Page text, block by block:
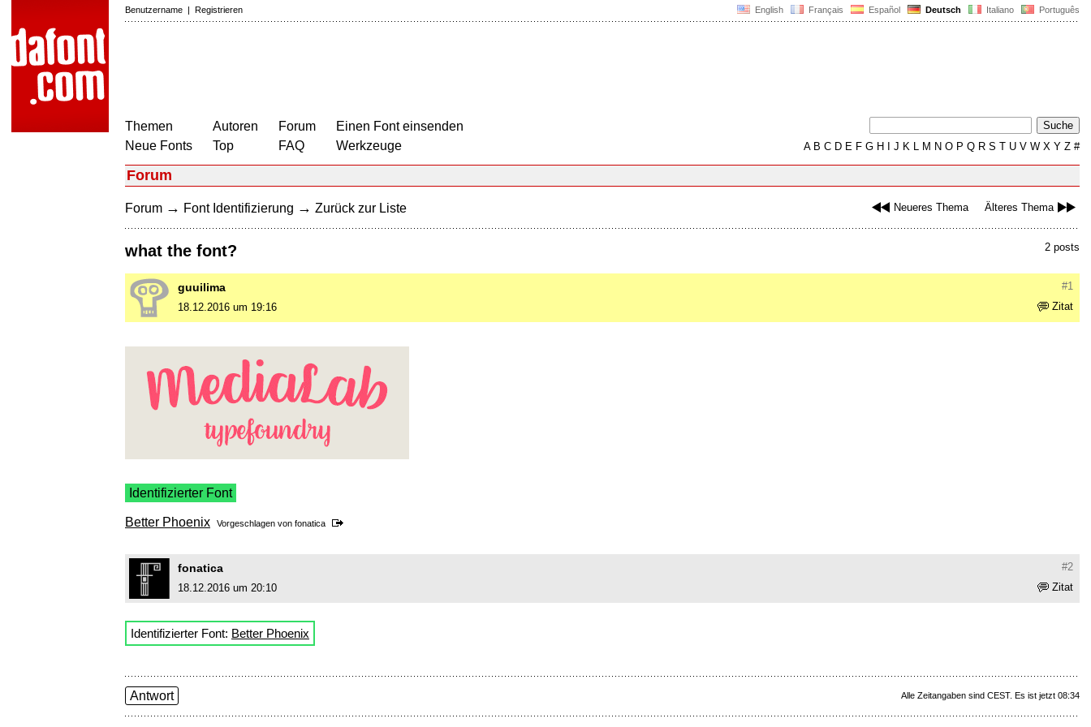
English Français Español Deutsch Italiano Português
Benutzername | Registrieren
Themen
Neue Fonts
Autoren
Top
Forum
FAQ
Einen Font einsenden
Werkzeuge
AB C D E F G H J K L M N O P Q R S T U V W X Y Z #
Forum
Neueres Thema Älteres Thema
Forum → Font Identifizierung → Zurück zur Liste
2 posts
what the font?
#1
guuilima
Zitat
18.12.2016 um 19:16
Identifizierter Font
Better Phoenix Vorgeschlagen von fonatica
#2
fonatica
Zitat
18.12.2016 um 20:10
Identifizierter Font: Better Phoenix
Alle Zeitangaben sind CEST. Es ist jetzt 08:34
Antwort